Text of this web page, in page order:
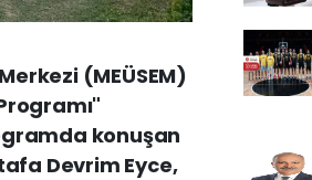
(MEÜSEM)
konuşan
Devrim Eyce,